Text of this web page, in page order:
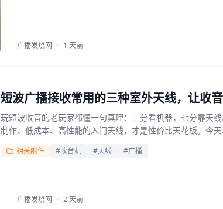
广播发烧网 · 1 天前
短波广播接收常用的三种室外天线，让收
玩短波收音的老玩家都懂一句真理：三分看机器，七分靠天
制作、低成本、高性能的入门天线，才是性价比天花板。今
相关附件 #收音机 #天线 #广播
广播发烧网 · 2 天前